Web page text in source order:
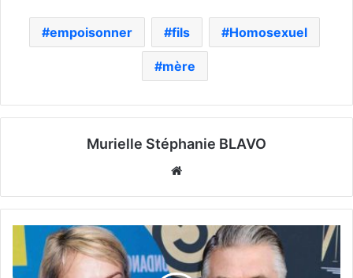
empoisonner fils Homosexuel
mère
Murielle Stéphanie BLAVO